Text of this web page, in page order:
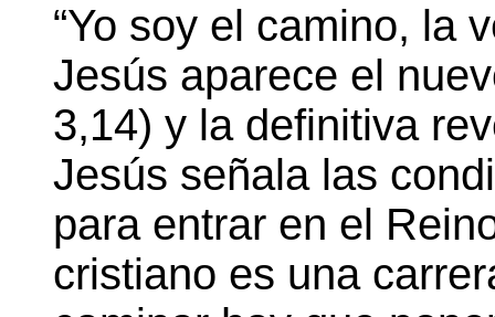
“Yo soy el camino, la
Jesús aparece el
3,14) y la definitiva
Jesús señala las
para entrar en el
cristiano es una